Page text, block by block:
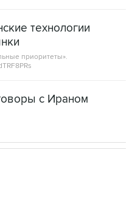
технологии
приоритеты».
с Ираном